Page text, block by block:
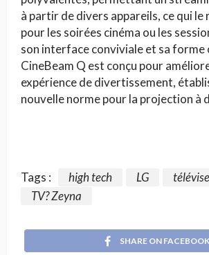
à partir de divers appareils, ce qui
pour les soirées cinéma ou les
son interface conviviale et sa forme
CineBeam Q est conçu pour
expérience de divertissement,
nouvelle norme pour la projection à
Tags : high tech LG
TV? Zeyna
SHARE ON FACEBOOK